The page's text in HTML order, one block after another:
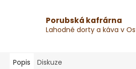
Porubská kafrárna
Lahodné dorty a káva v
Popis Diskuze